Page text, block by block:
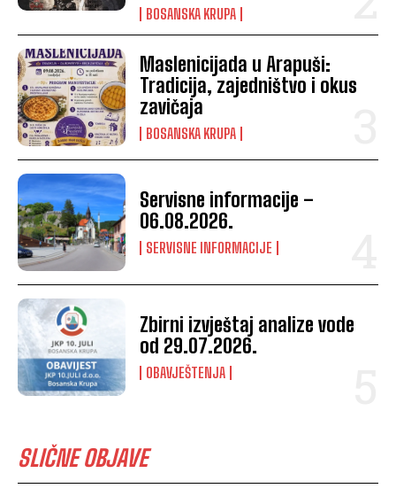
BOSANSKA KRUPA
Maslenicijada u Arapuši:
Tradicija, zajedništvo i okus
zavičaja
BOSANSKA KRUPA
Servisne informacije –
06.08.2026.
SERVISNE INFORMACIJE
Zbirni izvještaj analize vode
od 29.07.2026.
OBAVJEŠTENJA
SLIČNE OBJAVE